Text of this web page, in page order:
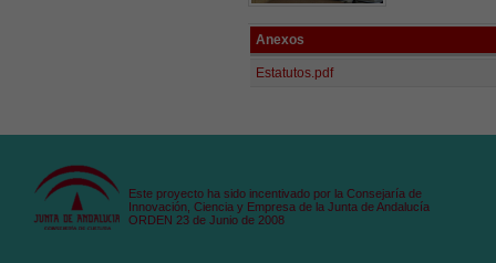
Anexos
Estatutos.pdf
Este proyecto ha sido incentivado por la Consejaría de
Innovación, Ciencia y Empresa de la Junta de Andalucía
ORDEN 23 de Junio de 2008